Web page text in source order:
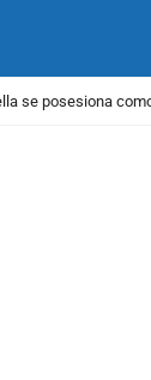
se posesiona